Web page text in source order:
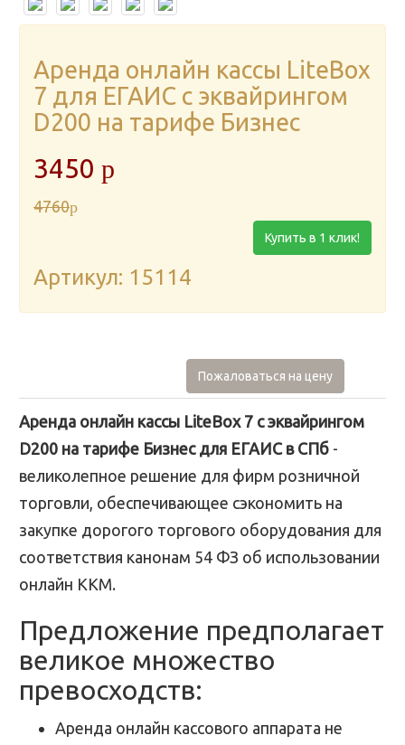
Аренда онлайн кассы LiteBox
7 для ЕГАИС с эквайрингом
D200 на тарифе Бизнес
3450 p
4760p
Купить в 1 клик!
Артикул: 15114
Пожаловаться на цену
Аренда онлайн кассы LiteBox 7 с эквайрингом
D200 на тарифе Бизнес для ЕГАИС в СПб -
великолепное решение для фирм розничной
торговли, обеспечивающее сэкономить на
закупке дорогого торгового оборудования для
соответствия канонам 54 ФЗ об использовании
онлайн ККМ.
Предложение предполагает
великое множество
превосходств:
Аренда онлайн кассового аппарата не